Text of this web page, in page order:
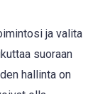
ja valita
suoraan
hallinta on